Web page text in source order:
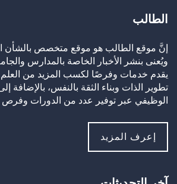
الطالب
إنَّ موقع الطالب هو موقع متخصص بالشأن
ويُعنى بنشر الأخبار الخاصة بالمدارس
يقدم خدمات وفرصًا لكسب المزيد من
تطوير الذات وبناء الثقة بالنفس، بالإضافة
الوظيفي عبر توفير عدد من الدورات وفرص
إعرف المزيد